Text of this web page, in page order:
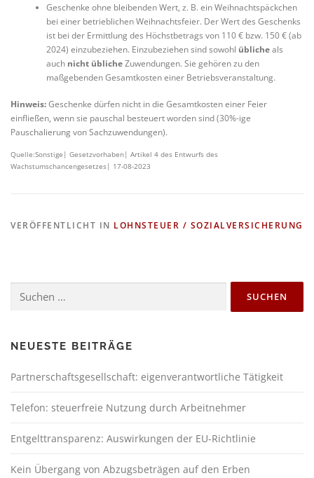
Geschenke ohne bleibenden Wert, z. B. ein Weihnachtspäckchen
bei einer betrieblichen Weihnachtsfeier. Der Wert des Geschenks
ist bei der Ermittlung des Höchstbetrags von 110 € bzw. 150 € (ab
2024) einzubeziehen. Einzubeziehen sind sowohl üblicheals
auch nicht üblicheZuwendungen. Sie gehören zu den
maßgebenden Gesamtkosten einer Betriebsveranstaltung.
Hinweis:Geschenke dürfen nicht in die Gesamtkosten einer Feier
einfließen, wenn sie pauschal besteuert worden sind (30%-ige
Pauschalierung von Sachzuwendungen).
Quelle:Sonstige| Gesetzvorhaben| Artikel 4 des Entwurfs des
Wachstumschancengesetzes| 17-08-2023
VERÖFFENTLICHT IN LOHNSTEUER / SOZIALVERSICHERUNG
NEUESTE BEITRÄGE
Partnerschaftsgesellschaft: eigenverantwortliche Tätigkeit
Telefon: steuerfreie Nutzung durch Arbeitnehmer
Entgelttransparenz: Auswirkungen der EU-Richtlinie
Kein Übergang von Abzugsbeträgen auf den Erben